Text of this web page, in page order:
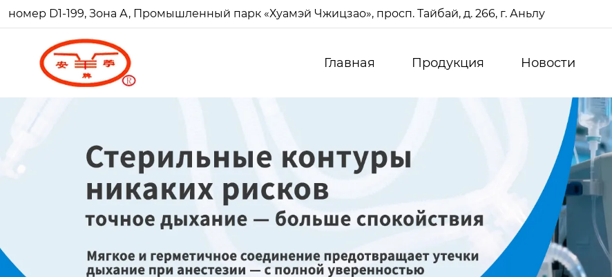
номер D1-199, Зона А, Промышленный парк «Хуамэй Чжицзао», просп. Тайбай, д. 266, г. Аньлу
Главная Продукция Новости